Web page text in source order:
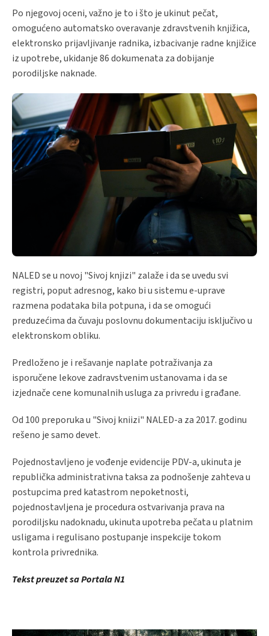
Po njegovoj oceni, važno je to i što je ukinut pečat,
omogućeno automatsko overavanje zdravstvenih knjižica,
elektronsko prijavljivanje radnika, izbacivanje radne knjižice
iz upotrebe, ukidanje 86 dokumenata za dobijanje
porodiljske naknade.
NALED se u novoj "Sivoj knjizi" zalaže i da se uvedu svi
registri, poput adresnog, kako bi u sistemu e-uprave
razmena podataka bila potpuna, i da se omogući
preduzećima da čuvaju poslovnu dokumentaciju isključivo u
elektronskom obliku.
Predloženo je i rešavanje naplate potraživanja za
isporučene lekove zadravstvenim ustanovama i da se
izjednače cene komunalnih usluga za privredu i građane.
Od 100 preporuka u "Sivoj kniizi" NALED-a za 2017. godinu
rešeno je samo devet.
Pojednostavljeno je vođenje evidencije PDV-a, ukinuta je
republička administrativna taksa za podnošenje zahteva u
postupcima pred katastrom nepoketnosti,
pojednostavljena je procedura ostvarivanja prava na
porodiljsku nadoknadu, ukinuta upotreba pečata u platnim
usligama i regulisano postupanje inspekcije tokom
kontrola privrednika.
Tekst preuzet sa Portala N1